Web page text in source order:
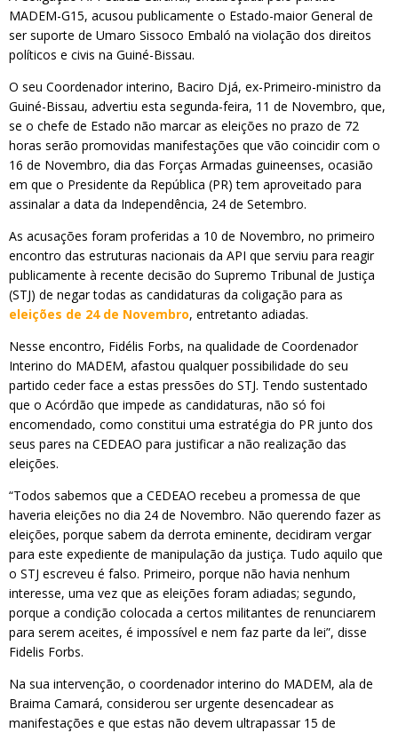
MADEM-G15, acusou publicamente o Estado-maior General de
ser suporte de Umaro Sissoco Embaló na violação dos direitos
políticos e civis na Guiné-Bissau.
O seu Coordenador interino, Baciro Djá, ex-Primeiro-ministro da
Guiné-Bissau, advertiu esta segunda-feira, 11 de Novembro, que,
se o chefe de Estado não marcar as eleições no prazo de 72
horas serão promovidas manifestações que vão coincidir com o
16 de Novembro, dia das Forças Armadas guineenses, ocasião
em que o Presidente da República (PR) tem aproveitado para
assinalar a data da Independência, 24 de Setembro.
As acusações foram proferidas a 10 de Novembro, no primeiro
encontro das estruturas nacionais da API que serviu para reagir
publicamente à recente decisão do Supremo Tribunal de Justiça
(STJ) de negar todas as candidaturas da coligação para as
eleições de 24 de Novembro, entretanto adiadas.
Nesse encontro, Fidélis Forbs, na qualidade de Coordenador
Interino do MADEM, afastou qualquer possibilidade do seu
partido ceder face a estas pressões do STJ. Tendo sustentado
que o Acórdão que impede as candidaturas, não só foi
encomendado, como constitui uma estratégia do PR junto dos
seus pares na CEDEAO para justificar a não realização das
eleições.
“Todos sabemos que a CEDEAO recebeu a promessa de que
haveria eleições no dia 24 de Novembro. Não querendo fazer as
eleições, porque sabem da derrota eminente, decidiram vergar
para este expediente de manipulação da justiça. Tudo aquilo que
o STJ escreveu é falso. Primeiro, porque não havia nenhum
interesse, uma vez que as eleições foram adiadas; segundo,
porque a condição colocada a certos militantes de renunciarem
para serem aceites, é impossível e nem faz parte da lei”, disse
Fidelis Forbs.
Na sua intervenção, o coordenador interino do MADEM, ala de
Braima Camará, considerou ser urgente desencadear as
manifestações e que estas não devem ultrapassar 15 de